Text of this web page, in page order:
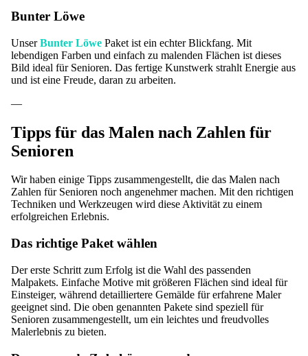
Bunter Löwe
UnserBunter Löwe Paket ist ein echter Blickfang. Mit
lebendigen Farben und einfach zu malenden Flächen ist dieses
Bild ideal für Senioren. Das fertige Kunstwerk strahlt Energie aus
und ist eine Freude, daran zu arbeiten.
—
Tipps für das Malen nach Zahlen für
Senioren
Wir haben einige Tipps zusammengestellt, die das Malen nach
Zahlen für Senioren noch angenehmer machen. Mit den richtigen
Techniken und Werkzeugen wird diese Aktivität zu einem
erfolgreichen Erlebnis.
Das richtige Paket wählen
Der erste Schritt zum Erfolg ist die Wahl des passenden
Malpakets. Einfache Motive mit größeren Flächen sind ideal für
Einsteiger, während detailliertere Gemälde für erfahrene Maler
geeignet sind. Die oben genannten Pakete sind speziell für
Senioren zusammengestellt, um ein leichtes und freudvolles
Malerlebnis zu bieten.